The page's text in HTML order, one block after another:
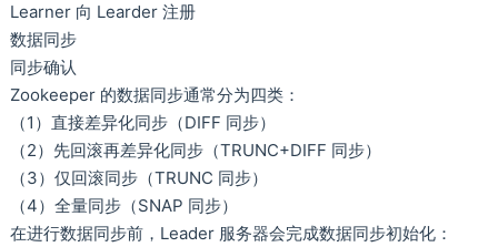
Learner 向 Learder 注册
数据同步
同步确认
Zookeeper 的数据同步通常分为四类：
（1）直接差异化同步（DIFF 同步）
（2）先回滚再差异化同步（TRUNC+DIFF 同步）
（3）仅回滚同步（TRUNC 同步）
（4）全量同步（SNAP 同步）
在进行数据同步前，Leader 服务器会完成数据同步初始化：